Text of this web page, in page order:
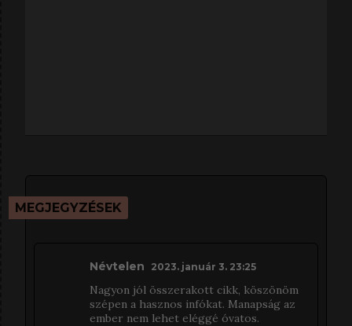
MEGJEGYZÉSEK
Névtelen 2023. január 3. 23:25
Nagyon jól összerakott cikk, köszönöm
szépen a hasznos infókat. Manapság az
ember nem lehet eléggé óvatos.